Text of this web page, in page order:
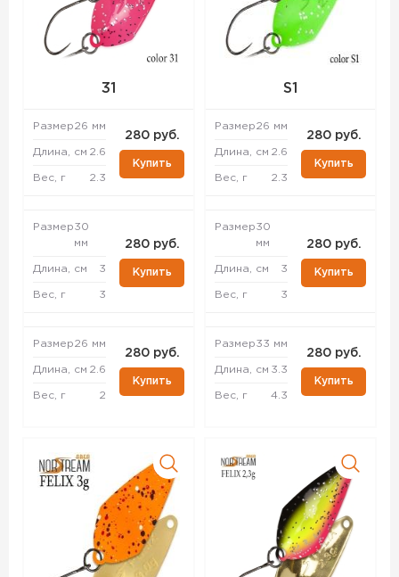
31
Размер26 мм
Длина, см 2.6
Вес, г 2.3
280 руб.
Купить
Размер30
мм
Длина, см 3
Вес, г 3
280 руб.
Купить
Размер26 мм
Длина, см 2.6
Вес, г 2
280 руб.
Купить
S1
Размер26 мм
Длина, см 2.6
Вес, г 2.3
280 руб.
Купить
Размер30
мм
Длина, см 3
Вес, г 3
280 руб.
Купить
Размер33 мм
Длина, см 3.3
Вес, г 4.3
280 руб.
Купить